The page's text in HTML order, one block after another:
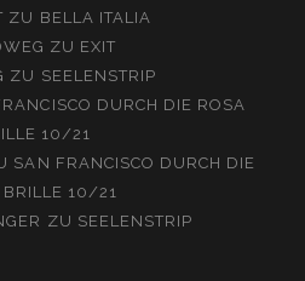
ZU BELLA ITALIA
ZU EXIT
ZU SEELENSTRIP
DURCH DIE ROSA
10/21
SAN FRANCISCO DURCH DIE
BRILLE 10/21
ZU SEELENSTRIP